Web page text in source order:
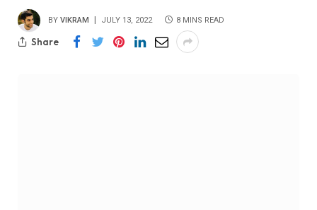
BY VIKRAM JULY 13, 2022 8 MINS READ
Share